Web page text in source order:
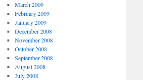
March 2009
February 2009
January 2009
December 2008
November 2008
October 2008
September 2008
August 2008
July 2008